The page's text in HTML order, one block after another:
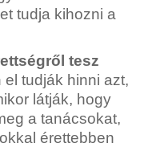
tudja kihozni a
tesz
el tudják hinni azt,
látják, hogy
a tanácsokat,
érettebben